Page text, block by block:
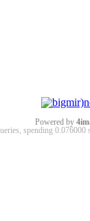
Powered by
spending